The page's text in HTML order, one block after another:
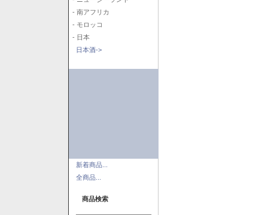
- 南アフリカ
- モロッコ
- 日本
日本酒->
新着商品...
全商品...
商品検索